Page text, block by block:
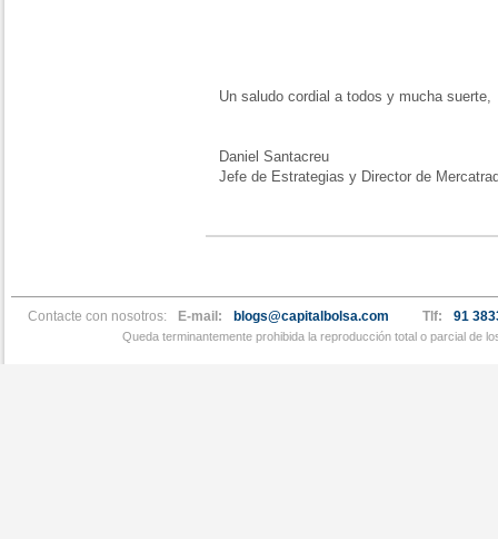
Un saludo cordial a todos y mucha suerte,
Daniel Santacreu
Jefe de Estrategias y Director de
Contacte con nosotros: E-mail: blogs@capitalbolsa.com Tlf: 91
Queda terminantemente prohibida la reproducción total o parcial de